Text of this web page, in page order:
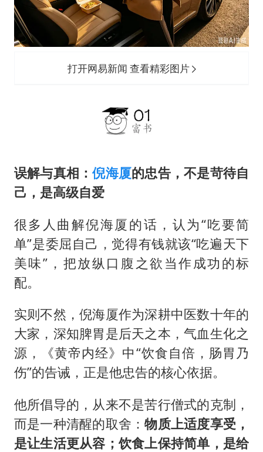
打开网易新闻 查看精彩图片
误解与真相：倪海厦的忠告，不是苛待自
己，是高级自爱
很多人曲解倪海厦的话，认为“吃要简
单”是委屈自己，觉得有钱就该“吃遍天下
美味”，把放纵口腹之欲当作成功的标
配。
实则不然，倪海厦作为深耕中医数十年的
大家，深知脾胃是后天之本，气血生化之
源，《黄帝内经》中“饮食自倍，肠胃乃
伤”的告诫，正是他忠告的核心依据。
他所倡导的，从来不是苦行僧式的克制，
而是一种清醒的取舍：物质上适度享受，
是让生活更从容；饮食上保持简单 ，是给